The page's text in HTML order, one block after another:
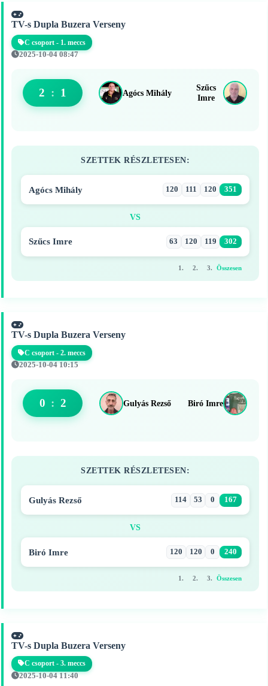
TV-s Dupla Buzera Verseny
C csoport - 1. meccs
2025-10-04 08:47
Agócs Mihály
2 : 1
Szűcs
Imre
SZETTEK RÉSZLETESEN:
Agócs Mihály 120 111 120 351
VS
Szűcs Imre 63 120 119 302
1. 2. 3. Összesen
TV-s Dupla Buzera Verseny
C csoport - 2. meccs
2025-10-04 10:15
Gulyás Rezső
0 : 2 Biró Imre
SZETTEK RÉSZLETESEN:
Gulyás Rezső 114 53 0 167
VS
Biró Imre 120 120 0 240
1. 2. 3. Összesen
TV-s Dupla Buzera Verseny
C csoport - 3. meccs
2025-10-04 11:40